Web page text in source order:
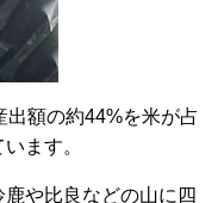
額の約44%を米が占
ます。
や比良などの山に四